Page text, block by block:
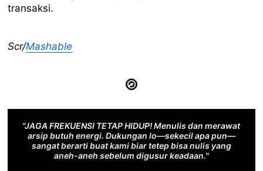
transaksi.
Scr/Mashable
"JAGA FREKUENSI TETAP HIDUP! Menulis dan merawat
arsip butuh energi. Dukungan lo—sekecil apa pun—
sangat berarti buat kami biar tetep bisa nulis yang
aneh-aneh sebelum digusur keadaan."